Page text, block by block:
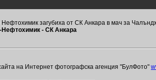
загубиха от СК Анкара в мач за
Нефтохимик - СК Анкара
на Интернет фотографска агенция "БулФото"